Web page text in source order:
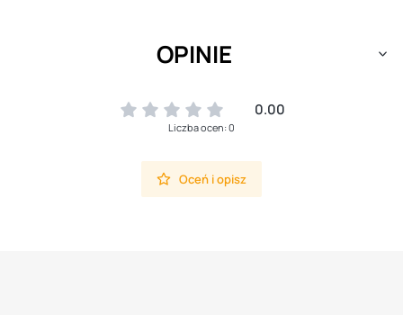
OPINIE
0.00
Liczba ocen: 0
Oceń i opisz